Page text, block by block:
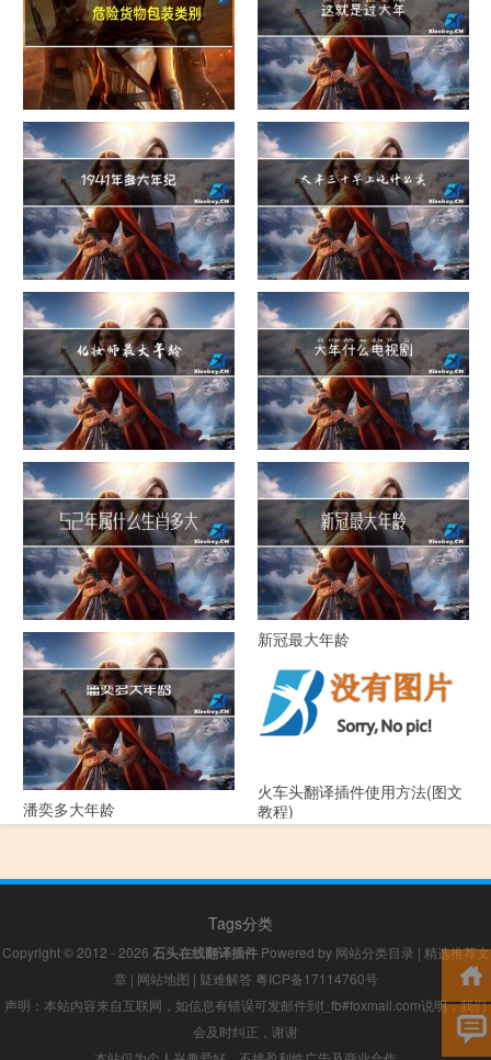
危险货物包装类别 这就是过大年
1941年多大年纪 大年三十早上吃什么美白
化妆师最大年龄 大年什么电视剧
52年属什么生肖多大年龄 新冠最大年龄
潘奕多大年龄
火车头翻译插件使用方法(图文
教程)
Tags分类
Copyright © 2012 - 2026 石头在线翻译插件Powered by 网站分类目录 | 精选推荐文
章 | 网站地图 | 疑难解答 粤ICP备17114760号
声明：本站内容来自互联网，如信息有错误可发邮件到f_fb#foxmail.com说明，我们
会及时纠正，谢谢